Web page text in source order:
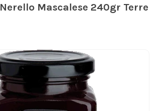
Mascalese 240gr Terre